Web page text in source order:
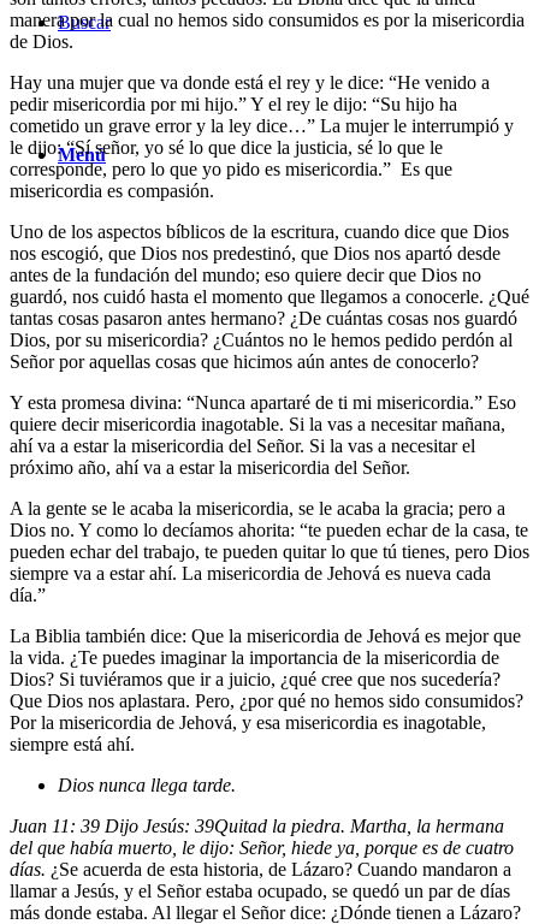
Buscar
Menú
manera por la cual no hemos sido consumidos es por la misericordia
de Dios.
Hay una mujer que va donde está el rey y le dice: “He venido a
pedir misericordia por mi hijo.” Y el rey le dijo: “Su hijo ha
cometido un grave error y la ley dice…” La mujer le interrumpió y
le dijo: “Sí señor, yo sé lo que dice la justicia, sé lo que le
corresponde, pero lo que yo pido es misericordia.” Es que
misericordia es compasión.
Uno de los aspectos bíblicos de la escritura, cuando dice que Dios
nos escogió, que Dios nos predestinó, que Dios nos apartó desde
antes de la fundación del mundo; eso quiere decir que Dios no
guardó, nos cuidó hasta el momento que llegamos a conocerle. ¿Qué
tantas cosas pasaron antes hermano? ¿De cuántas cosas nos guardó
Dios, por su misericordia? ¿Cuántos no le hemos pedido perdón al
Señor por aquellas cosas que hicimos aún antes de conocerlo?
Y esta promesa divina: “Nunca apartaré de ti mi misericordia.” Eso
quiere decir misericordia inagotable. Si la vas a necesitar mañana,
ahí va a estar la misericordia del Señor. Si la vas a necesitar el
próximo año, ahí va a estar la misericordia del Señor.
A la gente se le acaba la misericordia, se le acaba la gracia; pero a
Dios no. Y como lo decíamos ahorita: “te pueden echar de la casa, te
pueden echar del trabajo, te pueden quitar lo que tú tienes, pero Dios
siempre va a estar ahí. La misericordia de Jehová es nueva cada
día.”
La Biblia también dice: Que la misericordia de Jehová es mejor que
la vida. ¿Te puedes imaginar la importancia de la misericordia de
Dios? Si tuviéramos que ir a juicio, ¿qué cree que nos sucedería?
Que Dios nos aplastara. Pero, ¿por qué no hemos sido consumidos?
Por la misericordia de Jehová, y esa misericordia es inagotable,
siempre está ahí.
Dios nunca llega tarde.
Juan 11: 39 Dijo Jesús: 39Quitad la piedra. Martha, la hermana
del que había muerto, le dijo: Señor, hiede ya, porque es de cuatro
días. ¿Se acuerda de esta historia, de Lázaro? Cuando mandaron a
llamar a Jesús, y el Señor estaba ocupado, se quedó un par de días
más donde estaba. Al llegar el Señor dice: ¿Dónde tienen a Lázaro?